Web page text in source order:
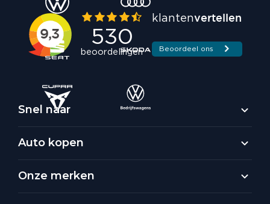
Snel naar
Auto kopen
Onze merken